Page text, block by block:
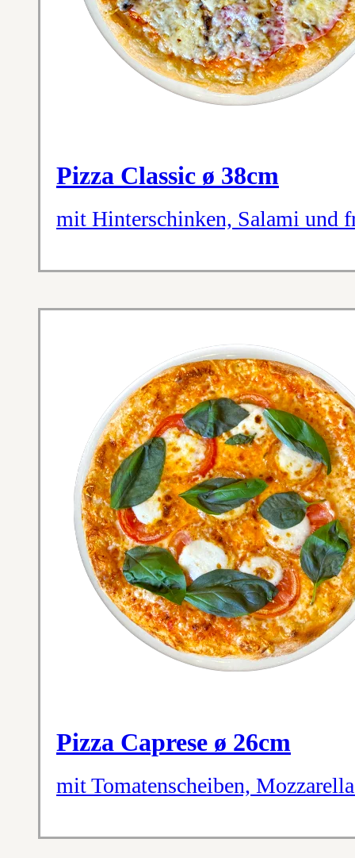
Pizza Classic ø 38cm
mit Hinterschinken, Salami und
Pizza Caprese ø 26cm
mit Tomatenscheiben,